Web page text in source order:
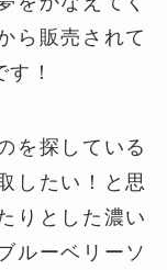
ら販売されて
！
を探している
したい！と思
りとした濃い
ルーベリーソ